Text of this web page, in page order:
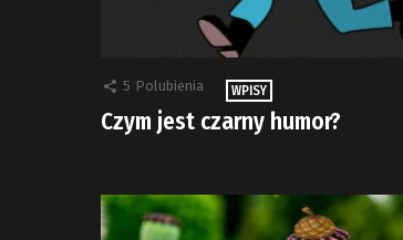
5 Polubienia WPISY
Czym jest czarny humor?